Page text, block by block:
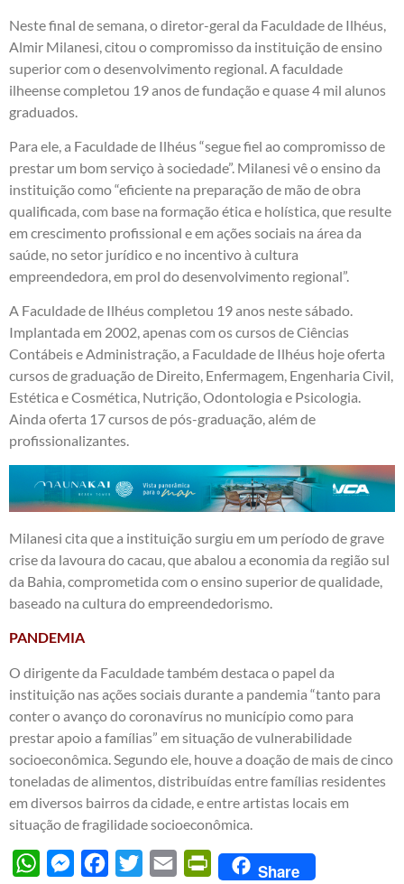
Neste final de semana, o diretor-geral da Faculdade de Ilhéus,
Almir Milanesi, citou o compromisso da instituição de ensino
superior com o desenvolvimento regional. A faculdade
ilheense completou 19 anos de fundação e quase 4 mil alunos
graduados.
Para ele, a Faculdade de Ilhéus “segue fiel ao compromisso de
prestar um bom serviço à sociedade”. Milanesi vê o ensino da
instituição como “eficiente na preparação de mão de obra
qualificada, com base na formação ética e holística, que resulte
em crescimento profissional e em ações sociais na área da
saúde, no setor jurídico e no incentivo à cultura
empreendedora, em prol do desenvolvimento regional”.
A Faculdade de Ilhéus completou 19 anos neste sábado.
Implantada em 2002, apenas com os cursos de Ciências
Contábeis e Administração, a Faculdade de Ilhéus hoje oferta
cursos de graduação de Direito, Enfermagem, Engenharia Civil,
Estética e Cosmética, Nutrição, Odontologia e Psicologia.
Ainda oferta 17 cursos de pós-graduação, além de
profissionalizantes.
Milanesi cita que a instituição surgiu em um período de grave
crise da lavoura do cacau, que abalou a economia da região sul
da Bahia, comprometida com o ensino superior de qualidade,
baseado na cultura do empreendedorismo.
PANDEMIA
O dirigente da Faculdade também destaca o papel da
instituição nas ações sociais durante a pandemia “tanto para
conter o avanço do coronavírus no município como para
prestar apoio a famílias” em situação de vulnerabilidade
socioeconômica. Segundo ele, houve a doação de mais de cinco
toneladas de alimentos, distribuídas entre famílias residentes
em diversos bairros da cidade, e entre artistas locais em
situação de fragilidade socioeconômica.
WhatsAppMessengerFacebook
Twitter Email PrintFriendly
Share